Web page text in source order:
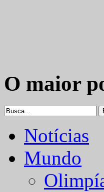
O maior
Notícias
Mundo